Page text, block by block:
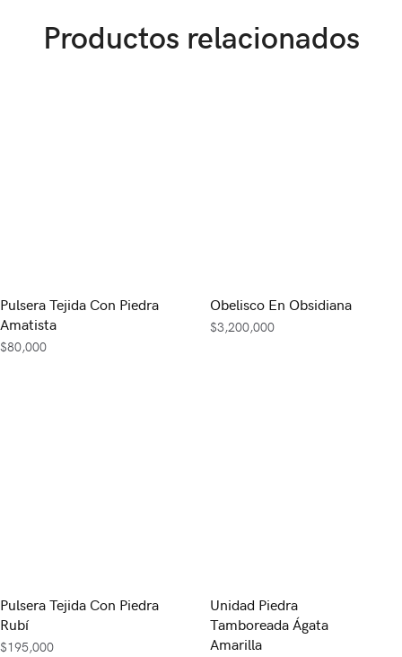
Productos relacionados
Pulsera Tejida Con Piedra
Amatista
$80,000
Obelisco En Obsidiana
$3,200,000
Pulsera Tejida Con Piedra
Rubí
$195,000
Unidad Piedra
Tamboreada Ágata
Amarilla